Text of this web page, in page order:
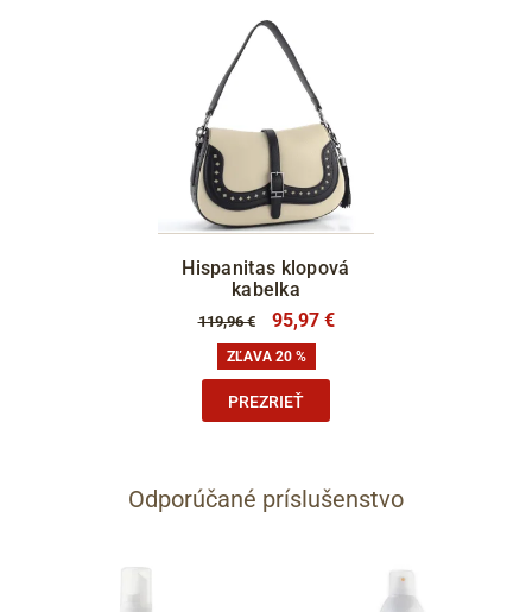
Hispanitas klopová
kabelka
119,96 € 95,97 €
ZĽAVA 20 %
PREZRIEŤ
Odporúčané príslušenstvo